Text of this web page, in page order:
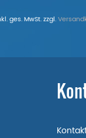
ges. MwSt. zzgl.